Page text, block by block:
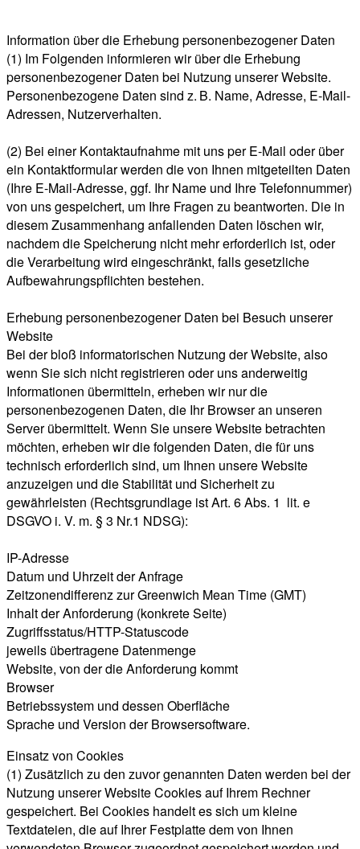
Information über die Erhebung personenbezogener Daten
(1) Im Folgenden informieren wir über die Erhebung
personenbezogener Daten bei Nutzung unserer Website.
Personenbezogene Daten sind z. B. Name, Adresse, E-Mail-
Adressen, Nutzerverhalten.
(2) Bei einer Kontaktaufnahme mit uns per E-Mail oder über
ein Kontaktformular werden die von Ihnen mitgeteilten Daten
(Ihre E-Mail-Adresse, ggf. Ihr Name und Ihre Telefonnummer)
von uns gespeichert, um Ihre Fragen zu beantworten. Die in
diesem Zusammenhang anfallenden Daten löschen wir,
nachdem die Speicherung nicht mehr erforderlich ist, oder
die Verarbeitung wird eingeschränkt, falls gesetzliche
Aufbewahrungspflichten bestehen.
Erhebung personenbezogener Daten bei Besuch unserer
Website
Bei der bloß informatorischen Nutzung der Website, also
wenn Sie sich nicht registrieren oder uns anderweitig
Informationen übermitteln, erheben wir nur die
personenbezogenen Daten, die Ihr Browser an unseren
Server übermittelt. Wenn Sie unsere Website betrachten
möchten, erheben wir die folgenden Daten, die für uns
technisch erforderlich sind, um Ihnen unsere Website
anzuzeigen und die Stabilität und Sicherheit zu
gewährleisten (Rechtsgrundlage ist Art. 6 Abs. 1 lit. e
DSGVO i. V. m. § 3 Nr.1 NDSG):
IP-Adresse
Datum und Uhrzeit der Anfrage
Zeitzonendifferenz zur Greenwich Mean Time (GMT)
Inhalt der Anforderung (konkrete Seite)
Zugriffsstatus/HTTP-Statuscode
jeweils übertragene Datenmenge
Website, von der die Anforderung kommt
Browser
Betriebssystem und dessen Oberfläche
Sprache und Version der Browsersoftware.
Einsatz von Cookies
(1) Zusätzlich zu den zuvor genannten Daten werden bei der
Nutzung unserer Website Cookies auf Ihrem Rechner
gespeichert. Bei Cookies handelt es sich um kleine
Textdateien, die auf Ihrer Festplatte dem von Ihnen